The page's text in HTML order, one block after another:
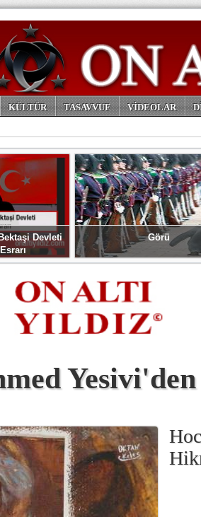
KÜLTÜR TASAVVUF VİDEOLAR
Devleti
Görü